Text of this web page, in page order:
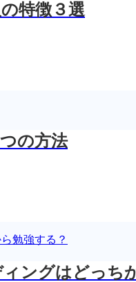
特徴３選
の方法
ングはどっち